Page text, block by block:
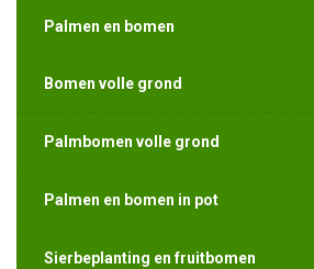
Palmen en bomen
Bomen volle grond
Palmbomen volle grond
Palmen en bomen in pot
Sierbeplanting en fruitbomen